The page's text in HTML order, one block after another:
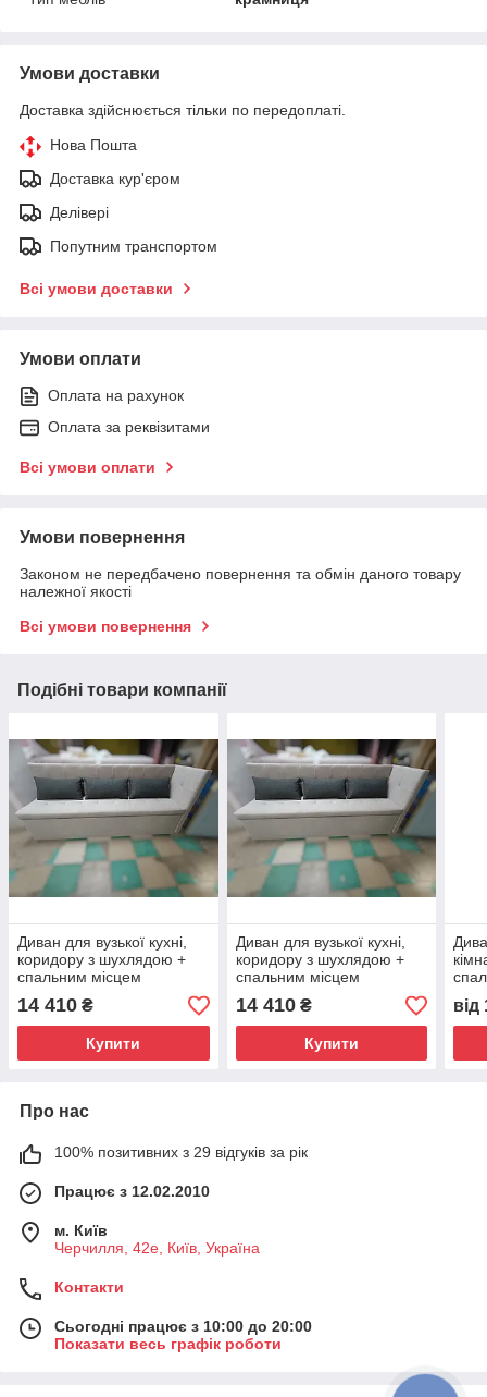
Умови доставки
Доставка здійснюється тільки по передоплаті.
Нова Пошта
Доставка кур'єром
Делівері
Попутним транспортом
Всі умови доставки
Умови оплати
Оплата на рахунок
Оплата за реквізитами
Всі умови оплати
Умови повернення
Законом не передбачено повернення та обмін даного товару
належної якості
Всі умови повернення
Подібні товари компанії
Диван для вузької кухні,
коридору з шухлядою +
спальним місцем
14 410 ₴
Купити
Диван для вузької кухні,
коридору з шухлядою +
спальним місцем
14 410₴
Купити
від
Про нас
100% позитивних з 29 відгуків за рік
Працює з 12.02.2010
м. Київ
Черчилля, 42е, Київ, Україна
Контакти
Сьогодні працює з 10:00 до 20:00
Показати весь графік роботи